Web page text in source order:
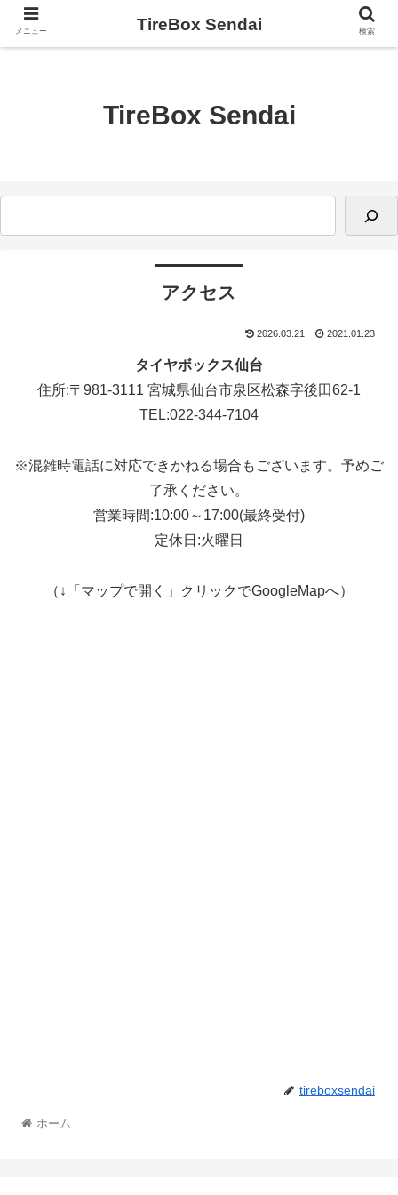
TireBox Sendai
アクセス
2026.03.21 2021.01.23
タイヤボックス仙台
住所:〒981-3111 宮城県仙台市泉区松森字後田62-1
TEL:022-344-7104
※混雑時電話に対応できかねる場合もございます。予めご
了承ください。
営業時間:10:00～17:00(最終受付)
定休日:火曜日
（↓「マップで開く」クリックでGoogleMapへ）
tireboxsendai
ホーム
メニュー TireBox Sendai 検索